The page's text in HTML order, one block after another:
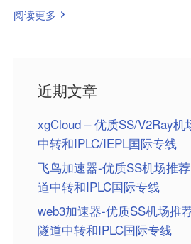
阅读更多
近期文章
xgCloud – 优质SS/V2Ray机
中转和IPLC/IEPL国际专线
飞鸟加速器-优质SS机场推
道中转和IPLC国际专线
web3加速器-优质SS机场推
隧道中转和IPLC国际专线